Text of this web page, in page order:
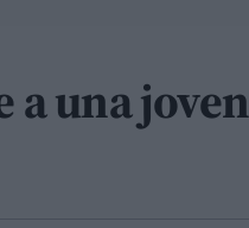
una joven